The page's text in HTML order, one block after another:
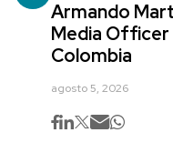
Armando
Media Officer
Colombia
agosto 5, 2026